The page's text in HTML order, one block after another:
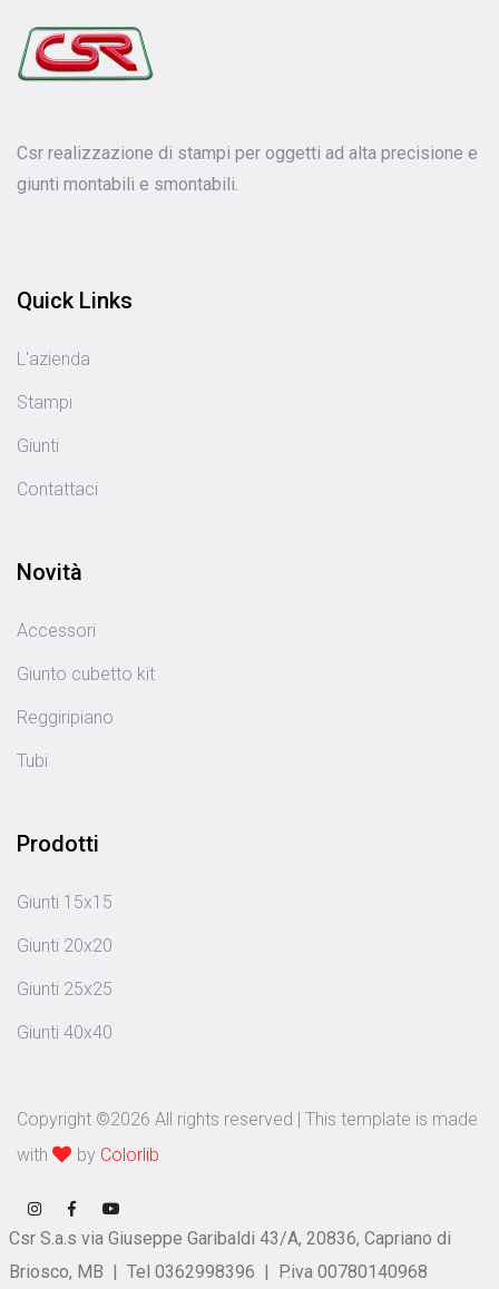
Csr realizzazione di stampi per oggetti ad alta precisione e
giunti montabili e smontabili.
Quick Links
L'azienda
Stampi
Giunti
Contattaci
Novità
Accessori
Giunto cubetto kit
Reggiripiano
Tubi
Prodotti
Giunti 15x15
Giunti 20x20
Giunti 25x25
Giunti 40x40
Copyright ©2026 All rights reserved | This template is made
with
by Colorlib
Csr S.a.s via Giuseppe Garibaldi 43/A, 20836, Capriano di
Briosco, MB | Tel 0362998396 | P.iva 00780140968